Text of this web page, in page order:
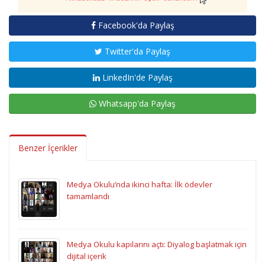
Facebook'da Paylaş
Twitter'da Paylaş
LinkedIn'de Paylaş
Whatsapp'da Paylaş
Benzer İçerikler
Medya Okulu’nda ikinci hafta: İlk ödevler
tamamlandı
Medya Okulu kapılarını açtı: Diyalog başlatmak için
dijital içerik